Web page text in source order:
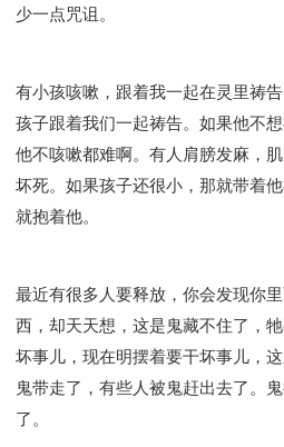
少一点咒诅。
有小孩咳嗽，跟着我一起在灵里祷
孩子跟着我们一起祷告。如果他不
他不咳嗽都难啊。有人肩膀发麻，
坏死。如果孩子还很小，那就带着
就抱着他。
最近有很多人要释放，你会发现你
西，却天天想，这是鬼藏不住了，
坏事儿，现在明摆着要干坏事儿，
鬼带走了，有些人被鬼赶出去了。
了。